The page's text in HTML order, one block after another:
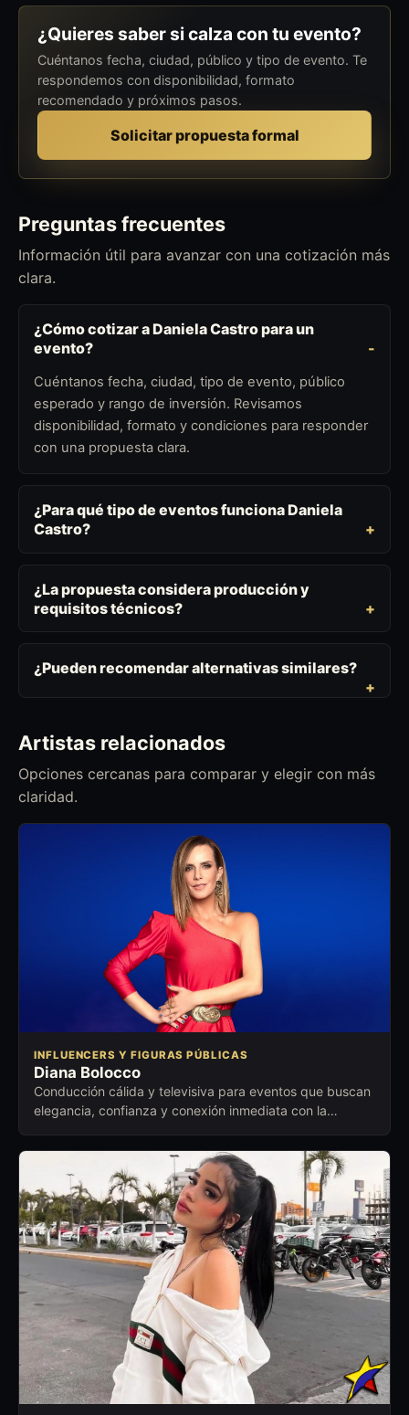
¿Quieres saber si calza con tu evento?
Cuéntanos fecha, ciudad, público y tipo de evento. Te
respondemos con disponibilidad, formato
recomendado y próximos pasos.
Solicitar propuesta formal
Preguntas frecuentes
Información útil para avanzar con una cotización más
clara.
¿Cómo cotizar a Daniela Castro para un
evento?
Cuéntanos fecha, ciudad, tipo de evento, público
esperado y rango de inversión. Revisamos
disponibilidad, formato y condiciones para responder
con una propuesta clara.
¿Para qué tipo de eventos funciona Daniela
Castro?
¿La propuesta considera producción y
requisitos técnicos?
¿Pueden recomendar alternativas similares?
Artistas relacionados
Opciones cercanas para comparar y elegir con más
claridad.
INFLUENCERS Y FIGURAS PÚBLICAS
Diana Bolocco
Conducción cálida y televisiva para eventos que buscan
elegancia, confianza y conexión inmediata con la